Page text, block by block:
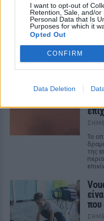
I want to opt-out of
Retention, Sale, and/or
Personal Data that Is
Purposes for which it
Opted Out
CONFIRM
Data Deletion
ΔΕΙΤΕ ΕΠΙΣΗΣ
ΣΤΗΝ ΙΔΙΑ
Το
της
που